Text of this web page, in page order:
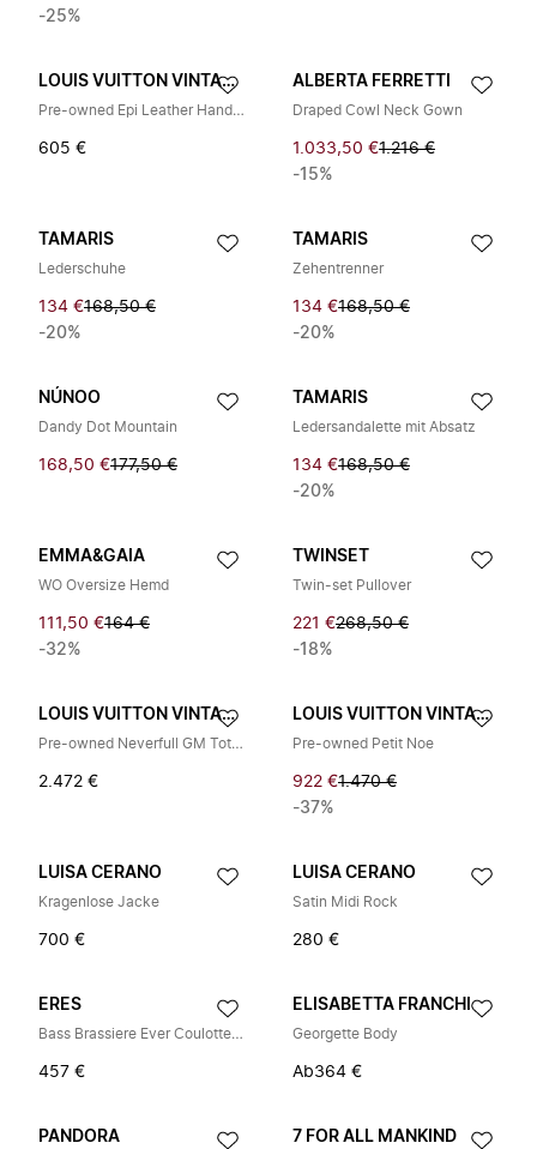
-25%
LOUIS VUITTON VINTAGE
Pre-owned Epi Leather Handbag
605 €
ALBERTA FERRETTI
Draped Cowl Neck Gown
1.033,50 €1.216 €
-15%
TAMARIS
Lederschuhe
134 €168,50 €
-20%
TAMARIS
Zehentrenner
134 €168,50 €
-20%
NÚNOO
Dandy Dot Mountain
168,50 €177,50 €
TAMARIS
Ledersandalette mit Absatz
134 €168,50 €
-20%
EMMA&GAIA
WO Oversize Hemd
111,50 €164 €
-32%
TWINSET
Twin-set Pullover
221 €268,50 €
-18%
LOUIS VUITTON VINTAGE
Pre-owned Neverfull GM Tote Bag
2.472 €
LOUIS VUITTON VINTAGE
Pre-owned Petit Noe
922 €1.470 €
-37%
LUISA CERANO
Kragenlose Jacke
700 €
LUISA CERANO
Satin Midi Rock
280 €
ERES
Bass Brassiere Ever Coulotte Bikini Soleil
457 €
ELISABETTA FRANCHI
Georgette Body
Ab364 €
PANDORA 7 FOR ALL MANKIND